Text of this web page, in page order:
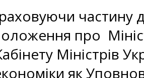
частину
про
Міністрів
як